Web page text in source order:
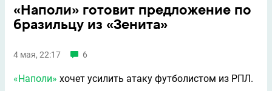
«Наполи» готовит предложение по
бразильцу из «Зенита»
4 мая, 22:17 6
«Наполи» хочет усилить атаку футболистом из РПЛ.